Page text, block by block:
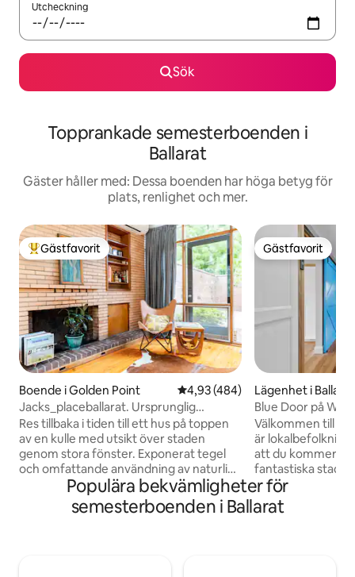
Utcheckning
Sök
Topprankade semesterboenden i
Ballarat
Gäster håller med: Dessa boenden har höga betyg för
plats, renlighet och mer.
Populär gästfavorit
Gästfavorit
Boende i Golden Point 4,93 av 5 i genomsnittligt
4,93 (484)
Jacks_placeballarat. Ursprunglig
klassiker från 1960-talet.
Res tillbaka i tiden till ett hus på toppen
av en kulle med utsikt över staden
genom stora fönster. Exponerat tegel
och omfattande användning av naturligt
trä upprätthåller en atmosfär från
mitten av århundradet, förstärkt av
periodmöbler och glänsande
Gästfavorit
Gästfavorit
Lägenhet i
Blue Door på
parkering
Välkommen till
är lokalbefolkning
att du kommer
fantastiska stad!
bottenvåningen
vackra
inom
Populära bekvämligheter för
semesterboenden i Ballarat